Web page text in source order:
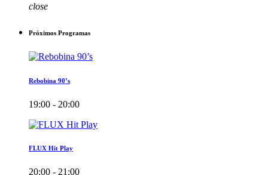
close
Próximos Programas
Rebobina 90’s
19:00 - 20:00
FLUX Hit Play
20:00 - 21:00